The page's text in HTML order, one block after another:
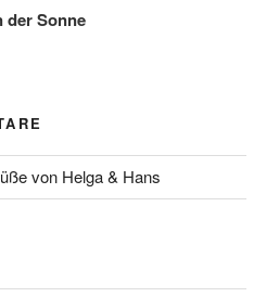
der Sonne
von Helga & Hans